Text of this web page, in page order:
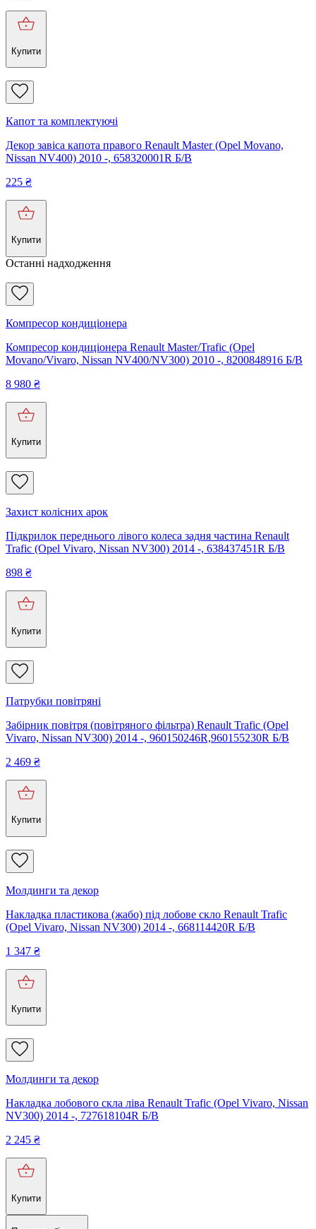
Купити
Капот та комплектуючі
Декор завіса капота правого Renault Master (Opel Movano,
Nissan NV400) 2010 -, 658320001R Б/В
225 ₴
Купити
Останні надходження
Компресор кондиціонера
Компресор кондиціонера Renault Master/Trafic (Opel
Movano/Vivaro, Nissan NV400/NV300) 2010 -, 8200848916 Б/В
8 980 ₴
Купити
Захист колісних арок
Підкрилок переднього лівого колеса задня частина Renault
Trafic (Opel Vivaro, Nissan NV300) 2014 -, 638437451R Б/В
898 ₴
Купити
Патрубки повітряні
Забірник повітря (повітряного фільтра) Renault Trafic (Opel
Vivaro, Nissan NV300) 2014 -, 960150246R,960155230R Б/В
2 469 ₴
Купити
Молдинги та декор
Накладка пластикова (жабо) під лобове скло Renault Trafic
(Opel Vivaro, Nissan NV300) 2014 -, 668114420R Б/В
1 347 ₴
Купити
Молдинги та декор
Накладка лобового скла ліва Renault Trafic (Opel Vivaro, Nissan
NV300) 2014 -, 727618104R Б/В
2 245 ₴
Купити